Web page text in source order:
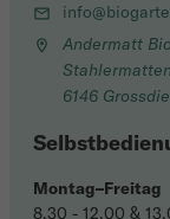
Andermatt
6146
Montag–Freitag
8.30 - 12.00 &